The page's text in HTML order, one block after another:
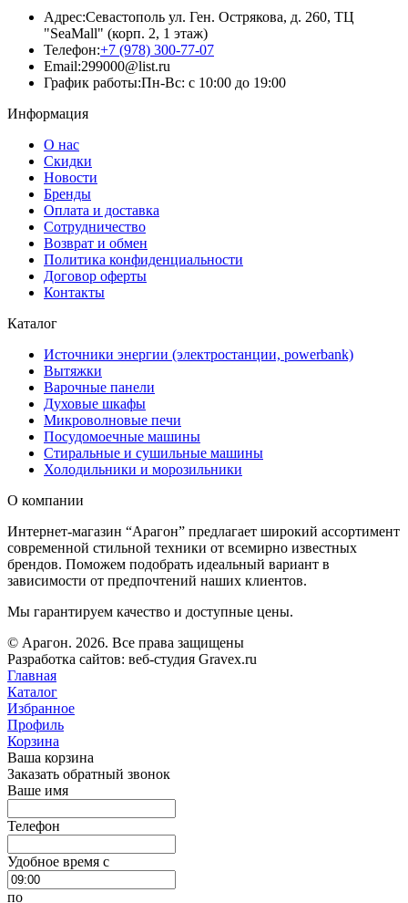
Адрес:Севастополь ул. Ген. Острякова, д. 260, ТЦ
"SeaMall" (корп. 2, 1 этаж)
Телефон:+7 (978) 300-77-07
Email:299000@list.ru
График работы:Пн-Вс: с 10:00 до 19:00
Информация
О нас
Скидки
Новости
Бренды
Оплата и доставка
Сотрудничество
Возврат и обмен
Политика конфиденциальности
Договор оферты
Контакты
Каталог
Источники энергии (электростанции, powerbank)
Вытяжки
Варочные панели
Духовые шкафы
Микроволновые печи
Посудомоечные машины
Стиральные и сушильные машины
Холодильники и морозильники
О компании
Интернет-магазин “Арагон” предлагает широкий ассортимент
современной стильной техники от всемирно известных
брендов. Поможем подобрать идеальный вариант в
зависимости от предпочтений наших клиентов.
Мы гарантируем качество и доступные цены.
© Арагон. 2026. Все права защищены
Разработка сайтов: веб-студия Gravex.ru
Главная
Каталог
Избранное
Профиль
Корзина
Ваша корзина
Заказать обратный звонок
Ваше имя
Телефон
Удобное время c
по